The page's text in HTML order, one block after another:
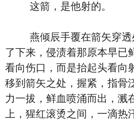
这箭，是他射的。
燕倾辰手覆在箭矢穿透
了下来，侵渍着那原本早已
看向伤口，而是抬起头看向
移到箭矢之处，握紧，指骨
力一拔，鲜血喷涌而出，溅
上，猩红滚烫之间，一滴热